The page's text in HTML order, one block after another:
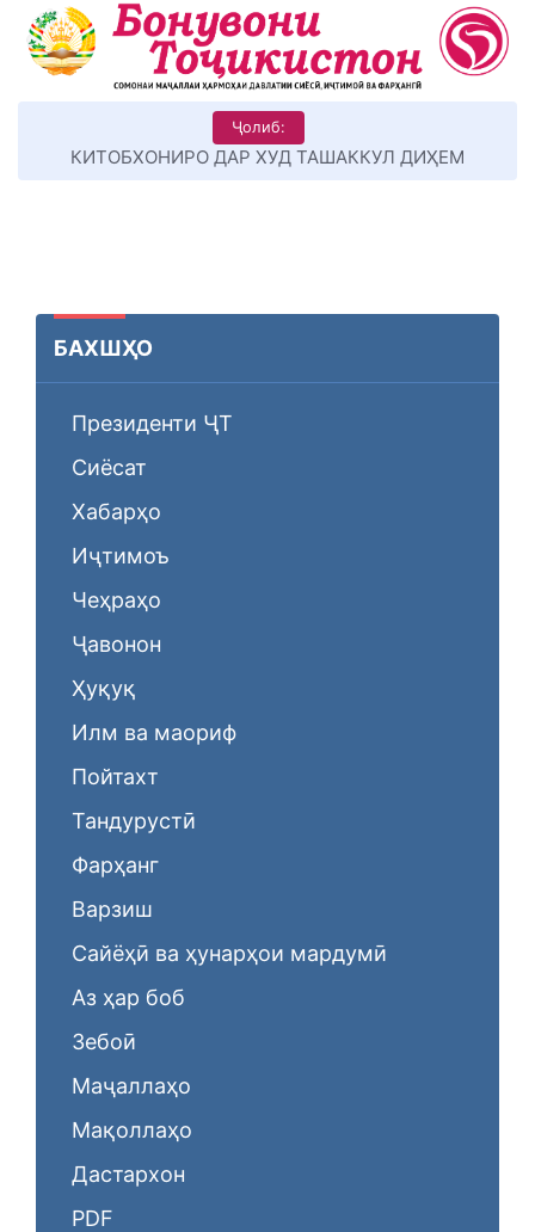
Ҷолиб:
КИТОБХОНИРО ДАР ХУД ТАШАККУЛ ДИҲЕМ
БАХШҲО
Президенти ҶТ
Сиёсат
Хабарҳо
Иҷтимоъ
Чеҳраҳо
Ҷавонон
Ҳуқуқ
Илм ва маориф
Пойтахт
Тандурустӣ
Фарҳанг
Варзиш
Сайёҳӣ ва ҳунарҳои мардумӣ
Аз ҳар боб
Зебоӣ
Маҷаллаҳо
Мақоллаҳо
Дастархон
PDF